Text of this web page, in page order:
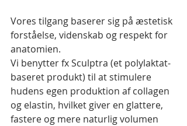
Vores tilgang baserer sig på æstetisk
forståelse, videnskab og respekt for
anatomien.
Vi benytter fx Sculptra (et polylaktat-
baseret produkt) til at stimulere
hudens egen produktion af collagen
og elastin, hvilket giver en glattere,
fastere og mere naturlig volumen